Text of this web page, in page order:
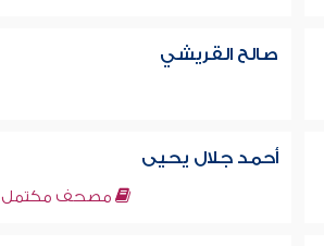
صالح القريشي
أحمد جلال يحيى
مصحف مكتمل